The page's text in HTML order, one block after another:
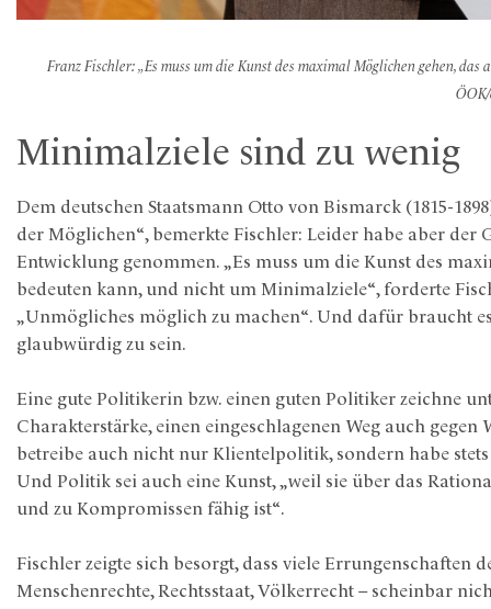
Franz Fischler: „Es muss um die Kunst des maximal Möglichen gehen,
Minimalziele sind zu wenig
Dem deutschen Staatsmann Otto von Bismarck (1815-
der Möglichen“, bemerkte Fischler: Leider habe aber der
Entwicklung genommen. „Es muss um die Kunst des
bedeuten kann, und nicht um Minimalziele“, forderte
„Unmögliches möglich zu machen“. Und dafür braucht
glaubwürdig zu sein.
Eine gute Politikerin bzw. einen guten Politiker zeichne
Charakterstärke, einen eingeschlagenen Weg auch
betreibe auch nicht nur Klientelpolitik, sondern habe
Und Politik sei auch eine Kunst, „weil sie über das
und zu Kompromissen fähig ist“.
Fischler zeigte sich besorgt, dass viele Errungenschaften
Menschenrechte, Rechtsstaat, Völkerrecht – scheinbar